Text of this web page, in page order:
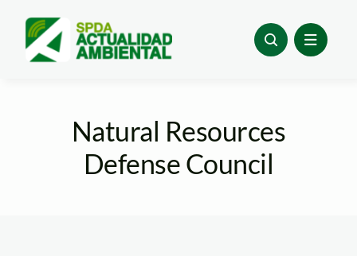
content
Natural Resources
Defense Council